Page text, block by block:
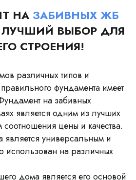
НА ЗАБИВНЫХ ЖБ
ЛУЧШИЙ ВЫБОР ДЛЯ
СТРОЕНИЯ!
различных типов и
фундамента имеет
на забивных
является одним из лучших
соотношения цены и качества.
является универсальным и
использован на различных
дома является его основой